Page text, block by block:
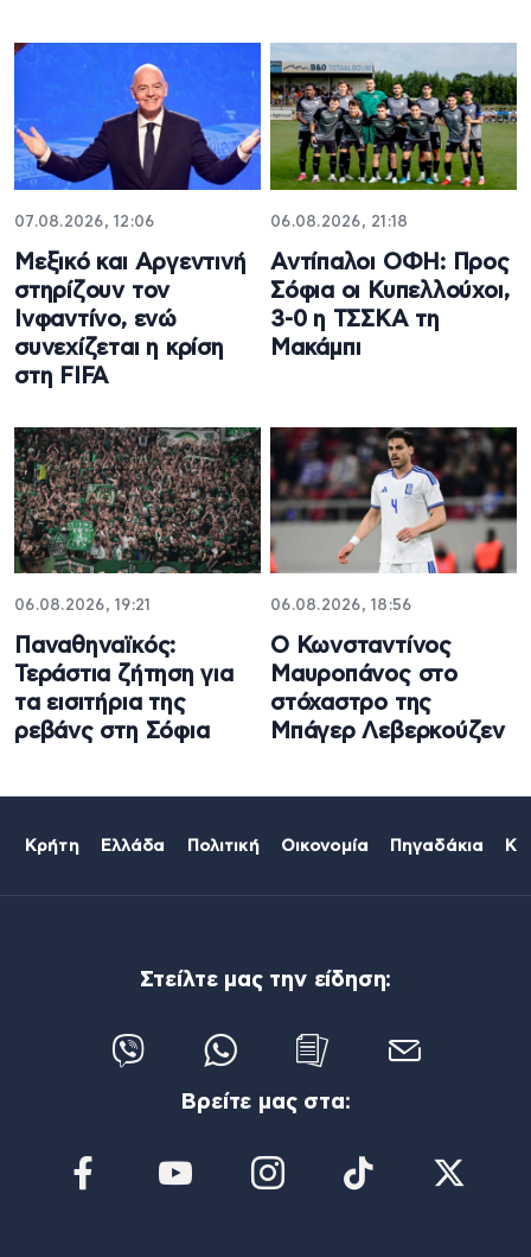
07.08.2026, 12:06
Μεξικό και Αργεντινή
στηρίζουν τον
Ινφαντίνο, ενώ
συνεχίζεται η κρίση
στη FIFA
06.08.2026, 21:18
Αντίπαλοι ΟΦΗ: Προς
Σόφια οι Κυπελλούχοι,
3-0 η ΤΣΣΚΑ τη
Μακάμπι
06.08.2026, 19:21
Παναθηναϊκός:
Τεράστια ζήτηση για
τα εισιτήρια της
ρεβάνς στη Σόφια
06.08.2026, 18:56
Ο Κωνσταντίνος
Μαυροπάνος στο
στόχαστρο της
Μπάγερ Λεβερκούζεν
Κρήτη Ελλάδα Πολιτική Οικονομία Πηγαδάκια
Στείλτε μας την είδηση:
Βρείτε μας στα: